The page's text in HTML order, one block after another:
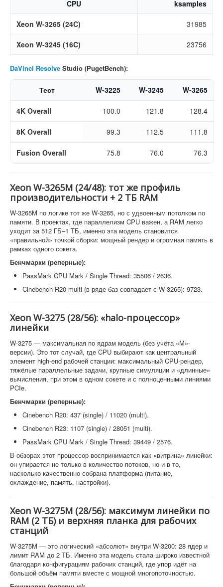
CPU ksamples
Xeon W-3265 (24C) 31985
Xeon W-3245 (16C) 23756
DaVinci Resolve Studio (PugetBench):
Тест W-3225 W-3245 W-3265
4K Overall 100.0 121.8 128.4
8K Overall 99.3 112.5 111.8
Fusion Overall 75.8 76.0 76.3
Xeon W-3265M (24/48): тот же профиль
производительности + 2 ТБ RAM
W-3265M по логике тот же W-3265, но с удвоенным потолком по
памяти. В проектах, где параллелизм CPU важен, а RAM легко
уходит за 512 ГБ–1 ТБ, именно эта модель становится
«правильной» точкой сборки: мощный рендер и огромная память в
рамках одного сокета.
Бенчмарки (реперные):
PassMark CPU Mark / Single Thread: 35506 / 2636.
Cinebench R20 multi (в ряде баз совпадает с W-3265): 9723.
Xeon W-3275 (28/56): «halo-процессор»
линейки
W-3275 — максимальная по ядрам модель (без учёта «M»-
версии). Это тот случай, где CPU выбирают как центральный
элемент high-end рабочей станции: максимальный CPU-рендер,
тяжёлые параллельные задачи, крупные симуляции и «длинные»
вычисления, при этом в одном сокете и с полноценными линиями
PCIe.
Бенчмарки (реперные):
Cinebench R20: 437 (single) / 11020 (multi).
Cinebench R23: 1107 (single) / 28051 (multi).
PassMark CPU Mark / Single Thread: 39449 / 2576.
В обзорах этот процессор воспринимается как «витрина» линейки:
он упирается не только в количество потоков, но и в то,
насколько качественно собрана платформа (питание,
охлаждение, память, настройки).
Xeon W-3275M (28/56): максимум линейки по
RAM (2 ТБ) и верхняя планка для рабочих
станций
W-3275M — это логический «абсолют» внутри W-3200: 28 ядер и
лимит RAM до 2 ТБ. Именно эта модель стала широко известной
благодаря конфигурациям рабочих станций, где упор идёт на
большой объём памяти вместе с мощной многопоточностью.